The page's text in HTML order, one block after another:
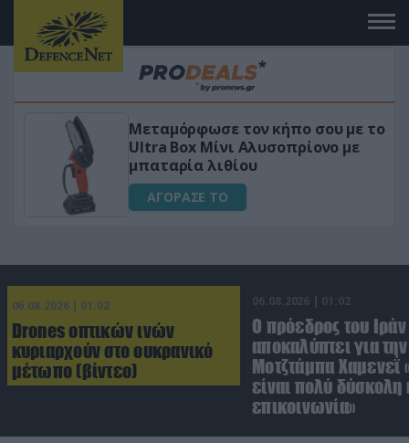
«Μαγική» φόρμουλα τριβόλι + VIP
για αύξηση της λίμπιντο
ΑΓΟΡΑΣΕ ΤΟ
06.08.2026 | 01:02
Drones οπτικών ινών
κυριαρχούν στο ουκρανικό
μέτωπο (βίντεο)
06.08.2026 | 01:02
Ο πρόεδρος του Ιράν
αποκαλύπτει για
Μοτζτάμπα Χαμενεΐ
είναι πολύ δύσκολη
επικοινωνία»